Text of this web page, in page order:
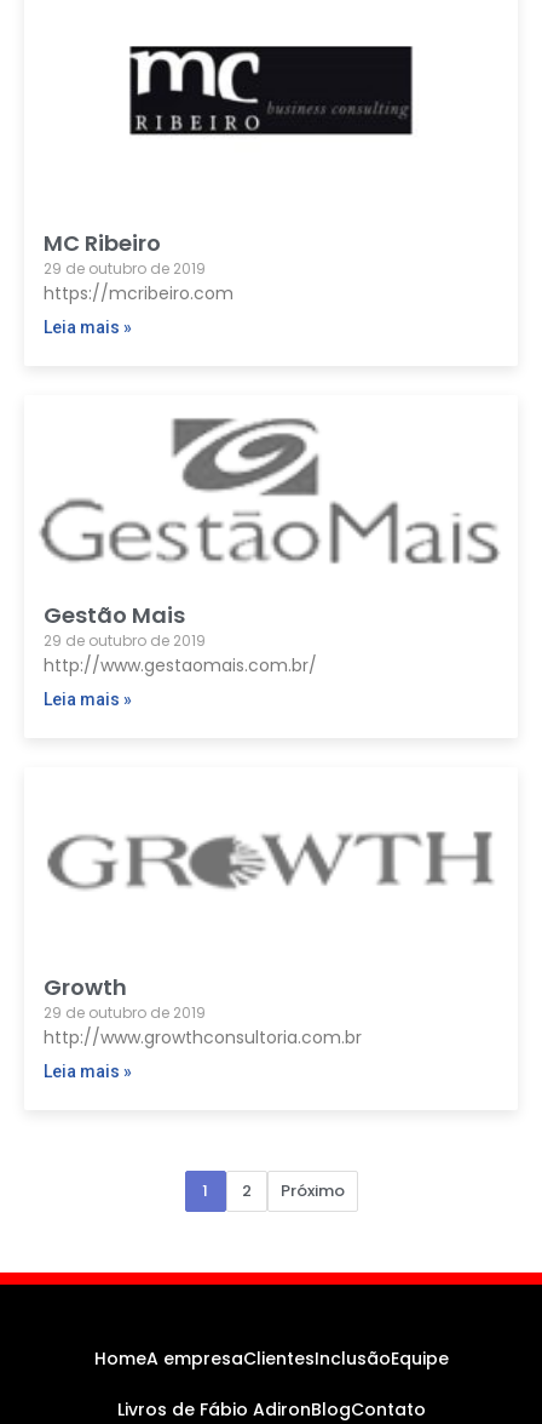
MC Ribeiro
29 de outubro de 2019
https://mcribeiro.com
Leia mais »
Gestão Mais
29 de outubro de 2019
http://www.gestaomais.com.br/
Leia mais »
Growth
29 de outubro de 2019
http://www.growthconsultoria.com.br
Leia mais »
1 2 Próximo
HomeA empresaClientesInclusãoEquipe
Livros de Fábio AdironBlogContato